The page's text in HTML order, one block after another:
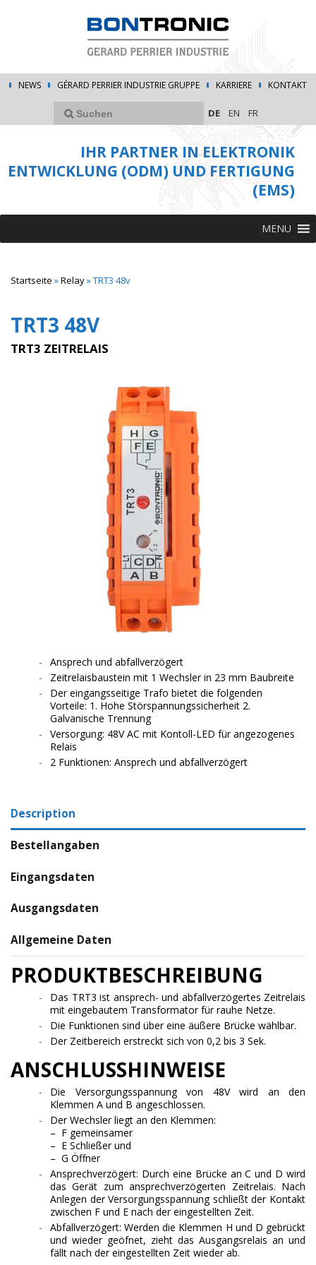
NEWS GÉRARD PERRIER INDUSTRIE GRUPPE KARRIERE KONTAKT
DE EN FR
IHR PARTNER IN ELEKTRONIK
ENTWICKLUNG (ODM) UND FERTIGUNG
(EMS)
MENU
Startseite »Relay»TRT3 48v
TRT3 48V
TRT3 ZEITRELAIS
Ansprech und abfallverzögert
Zeitrelaisbaustein mit 1 Wechsler in 23 mm Baubreite
Der eingangsseitige Trafo bietet die folgenden
Vorteile: 1. Hohe Störspannungssicherheit 2.
Galvanische Trennung
Versorgung: 48V AC mit Kontoll-LED für angezogenes
Relais
2 Funktionen: Ansprech und abfallverzögert
Description
Bestellangaben
Eingangsdaten
Ausgangsdaten
Allgemeine Daten
PRODUKTBESCHREIBUNG
Das TRT3 ist ansprech- und abfallverzögertes Zeitrelais
mit eingebautem Transformator für rauhe Netze.
Die Funktionen sind über eine äußere Brücke wählbar.
Der Zeitbereich erstreckt sich von 0,2 bis 3 Sek.
ANSCHLUSSHINWEISE
Die Versorgungsspannung von 48V wird an den
Klemmen A und B angeschlossen.
Der Wechsler liegt an den Klemmen:
– F gemeinsamer
– E Schließer und
– G Öffner
Ansprechverzögert: Durch eine Brücke an C und D wird
das Gerät zum ansprechverzögerten Zeitrelais. Nach
Anlegen der Versorgungsspannung schließt der Kontakt
zwischen F und E nach der eingestellten Zeit.
Abfallverzögert: Werden die Klemmen H und D gebrückt
und wieder geöfnet, zieht das Ausgangsrelais an und
fällt nach der eingestellten Zeit wieder ab.